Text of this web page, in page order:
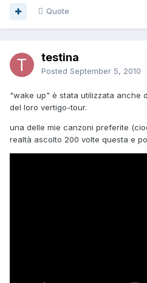
Quote
testina
Posted September 5, 2010
"wake up" è stata utilizzata anche
del loro vertigo-tour.
una delle mie canzoni preferite
realtà ascolto 200 volte questa e